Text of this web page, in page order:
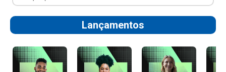
Lançamentos